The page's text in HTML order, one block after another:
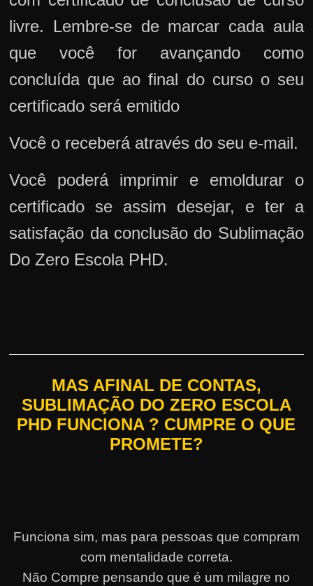
livre. Lembre-se de marcar cada aula
que você for avançando como
concluída que ao final do curso o seu
certificado será emitido
Você o receberá através do seu e-mail.
Você poderá imprimir e emoldurar o
certificado se assim desejar, e ter a
satisfação da conclusão do Sublimação
Do Zero Escola PHD.
MAS AFINAL DE CONTAS,
SUBLIMAÇÃO DO ZERO ESCOLA
PHD FUNCIONA ? CUMPRE O QUE
PROMETE?
Funciona sim, mas para pessoas que compram
com mentalidade correta.
Não Compre pensando que é um milagre no